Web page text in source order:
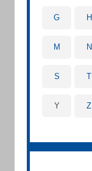
G H
M N
S T
Y Z